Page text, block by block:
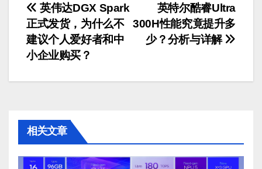
文
章
导
航
英特尔酷睿Ultra
300H性能究竟提升多
少？分析与详解
英伟达DGX Spark
正式发货，为什么不
建议个人爱好者和中
小企业购买？
相关文章